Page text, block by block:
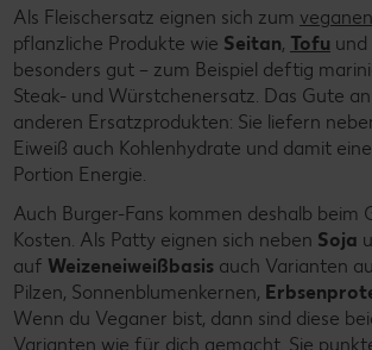
Als Fleischersatz eignen sich zum veganen
pflanzliche Produkte wie Seitan, Tofu und
besonders gut – zum Beispiel deftig
Steak- und Würstchenersatz. Das Gute
anderen Ersatzprodukten: Sie liefern
Eiweiß auch Kohlenhydrate und damit
Portion Energie.
Auch Burger-Fans kommen deshalb beim
Kosten. Als Patty eignen sich neben Soja
auf Weizeneiweißbasis auch Varianten
Pilzen, Sonnenblumenkernen,
Wenn du Veganer bist, dann sind diese
Varianten wie für dich gemacht. Sie